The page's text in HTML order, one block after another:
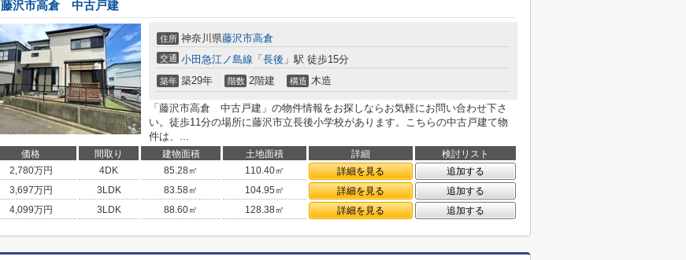
藤沢市高倉 中古戸建
住所 神奈川県藤沢市高倉
交通 小田急江ノ島線 「 長後 」駅 徒歩15分
築年 築29年 階数 2階建 構造 木造
「藤沢市高倉 中古戸建」の物件情報をお探しならお気軽にお問い合わせ下さ
い。徒歩11分の場所に藤沢市立長後小学校があります。こちらの中古戸建て物
件は、...
価格 間取り 建物面積 土地面積 詳細
検討リスト
2,780万円 4DK 85.28㎡ 110.40㎡ 詳細を見る
追加する
3,697万円 3LDK 83.58㎡ 104.95㎡ 詳細を見る
追加する
4,099万円 3LDK 88.60㎡ 128.38㎡ 詳細を見る 追加する